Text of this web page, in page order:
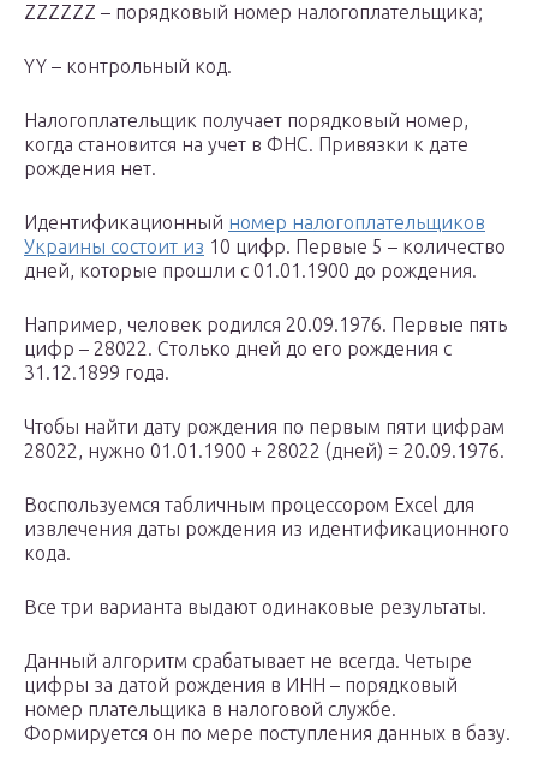
ZZZZZZ – порядковый номер налогоплательщика;
YY – контрольный код.
Налогоплательщик получает порядковый номер,
когда становится на учет в ФНС. Привязки к дате
рождения нет.
Идентификационный номер налогоплательщиков
Украины состоит из 10 цифр. Первые 5 – количество
дней, которые прошли с 01.01.1900 до рождения.
Например, человек родился 20.09.1976. Первые пять
цифр – 28022. Столько дней до его рождения с
31.12.1899 года.
Чтобы найти дату рождения по первым пяти цифрам
28022, нужно 01.01.1900 + 28022 (дней) = 20.09.1976.
Воспользуемся табличным процессором Excel для
извлечения даты рождения из идентификационного
кода.
Все три варианта выдают одинаковые результаты.
Данный алгоритм срабатывает не всегда. Четыре
цифры за датой рождения в ИНН – порядковый
номер плательщика в налоговой службе.
Формируется он по мере поступления данных в базу.